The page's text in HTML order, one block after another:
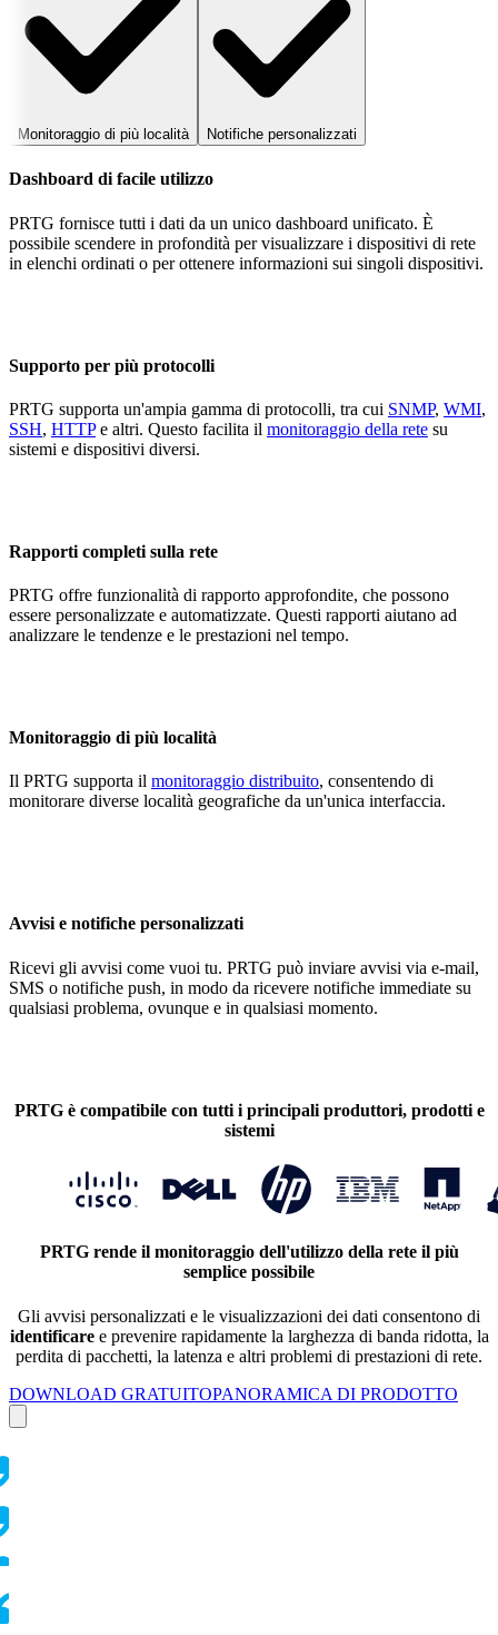
Monitoraggio di più località Notifiche personalizzati
Dashboard di facile utilizzo
PRTG fornisce tutti i dati da un unico dashboard unificato. È
possibile scendere in profondità per visualizzare i dispositivi di rete
in elenchi ordinati o per ottenere informazioni sui singoli dispositivi.
Supporto per più protocolli
PRTG supporta un'ampia gamma di protocolli, tra cui SNMP, WMI,
SSH, HTTPe altri. Questo facilita il monitoraggio della rete su
sistemi e dispositivi diversi.
Rapporti completi sulla rete
PRTG offre funzionalità di rapporto approfondite, che possono
essere personalizzate e automatizzate. Questi rapporti aiutano ad
analizzare le tendenze e le prestazioni nel tempo.
Monitoraggio di più località
Il PRTG supporta il monitoraggio distribuito, consentendo di
monitorare diverse località geografiche da un'unica interfaccia.
Avvisi e notifiche personalizzati
Ricevi gli avvisi come vuoi tu. PRTG può inviare avvisi via e-mail,
SMS o notifiche push, in modo da ricevere notifiche immediate su
qualsiasi problema, ovunque e in qualsiasi momento.
PRTG è compatibile con tutti i principali produttori, prodotti e
sistemi
PRTG rende il monitoraggio dell'utilizzo della rete il più
semplice possibile
Gli avvisi personalizzati e le visualizzazioni dei dati consentono di
identificare e prevenire rapidamente la larghezza di banda ridotta, la
perdita di pacchetti, la latenza e altri problemi di prestazioni di rete.
DOWNLOAD GRATUITOPANORAMICA DI PRODOTTO